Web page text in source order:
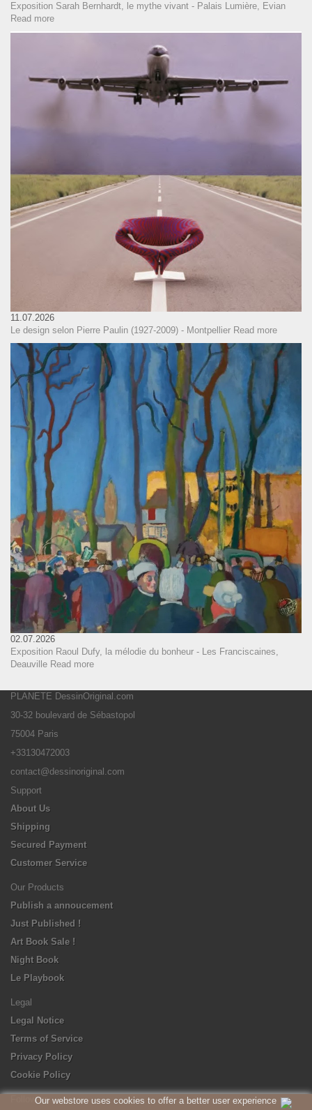
Our webstore uses cookies to offer a better user experience
Exposition Sarah Bernhardt, le mythe vivant - Palais Lumière, Evian
Read more
11.07.2026
Le design selon Pierre Paulin (1927-2009) - Montpellier Read more
02.07.2026
Exposition Raoul Dufy, la mélodie du bonheur - Les Franciscaines,
Deauville Read more
PLANETE DessinOriginal.com
30-32 boulevard de Sébastopol
75004 Paris
+33130472003
contact@dessinoriginal.com
Support
About Us
Shipping
Secured Payment
Customer Service
Our Products
Publish a annoucement
Just Published !
Art Book Sale !
Night Book
Le Playbook
Legal
Legal Notice
Terms of Service
Privacy Policy
Cookie Policy
Follow us